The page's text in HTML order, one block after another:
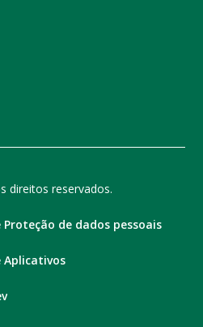
direitos reservados.
de dados pessoais
Aplicativos